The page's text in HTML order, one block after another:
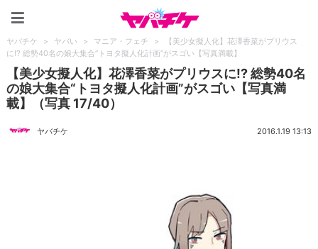
ヤバチケ > ヤバい > マニア・フェチ >
【美少女擬人化】花澤香菜がプリウス
に!? 総勢40名の娘大集合“トヨタ擬人化計画”がスゴい【写真満載】
【美少女擬人化】花澤香菜がプリウスに!? 総勢40名
の娘大集合“トヨタ擬人化計画”がスゴい【写真満
載】（写真 17/40）
ヤバチケ 2016.1.19 13:13